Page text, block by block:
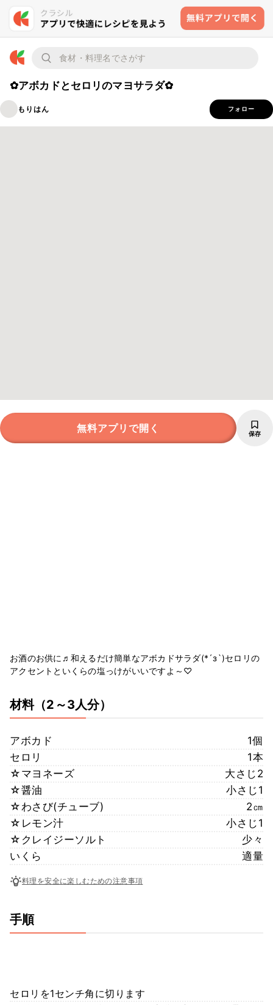
✿アボカドとセロリのマヨサラダ✿
もりはん フォロー
無料アプリで開く 保存
お酒のお供に♬和えるだけ簡単なアボカドサラダ(*´з`)セロリの
アクセントといくらの塩っけがいいですよ～♡
材料（2～3人分）
アボカド
1個
セロリ
1本
☆マヨネーズ
大さじ2
☆醤油
小さじ1
☆わさび(チューブ)
2㎝
☆レモン汁
小さじ1
☆クレイジーソルト
少々
いくら
適量
料理を安全に楽しむための注意事項
手順
セロリを1センチ角に切ります